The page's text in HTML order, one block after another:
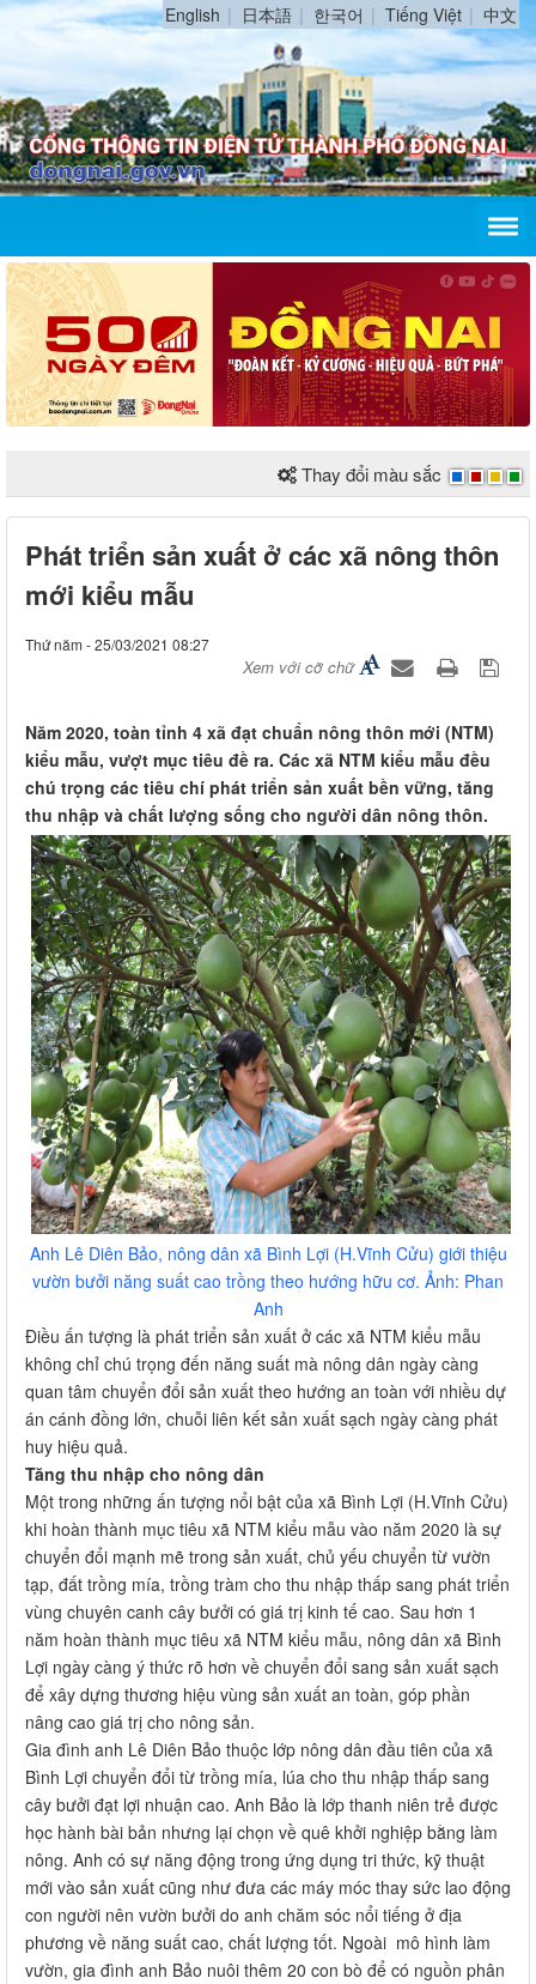
English 日本語 한국어 Tiếng Việt 中文
Thay đổi màu sắc
Phát triển sản xuất ở các xã nông thôn
mới kiểu mẫu
Thứ năm - 25/03/2021 08:27
Xem với cỡ chữ
​Năm 2020, toàn tỉnh 4 xã đạt chuẩn nông thôn mới (NTM)
kiểu mẫu, vượt mục tiêu đề ra. Các xã NTM kiểu mẫu đều
chú trọng các tiêu chí phát triển sản xuất bền vững, tăng
thu nhập và chất lượng sống cho người dân nông thôn.
Anh Lê Diên Bảo, nông dân xã Bình Lợi (H.Vĩnh Cửu) giới thiệu
vườn bưởi năng suất cao trồng theo hướng hữu cơ. Ảnh: Phan
Anh
Điều ấn tượng là phát triển sản xuất ở các xã NTM kiểu mẫu
không chỉ chú trọng đến năng suất mà nông dân ngày càng
quan tâm chuyển đổi sản xuất theo hướng an toàn với nhiều dự
án cánh đồng lớn, chuỗi liên kết sản xuất sạch ngày càng phát
huy hiệu quả.
Tăng thu nhập cho nông dân
Một trong những ấn tượng nổi bật của xã Bình Lợi (H.Vĩnh Cửu)
khi hoàn thành mục tiêu xã NTM kiểu mẫu vào năm 2020 là sự
chuyển đổi mạnh mẽ trong sản xuất, chủ yếu chuyển từ vườn
tạp, đất trồng mía, trồng tràm cho thu nhập thấp sang phát triển
vùng chuyên canh cây bưởi có giá trị kinh tế cao. Sau hơn 1
năm hoàn thành mục tiêu xã NTM kiểu mẫu, nông dân xã Bình
Lợi ngày càng ý thức rõ hơn về chuyển đổi sang sản xuất sạch
để xây dựng thương hiệu vùng sản xuất an toàn, góp phần
nâng cao giá trị cho nông sản.
Gia đình anh Lê Diên Bảo thuộc lớp nông dân đầu tiên của xã
Bình Lợi chuyển đổi từ trồng mía, lúa cho thu nhập thấp sang
cây bưởi đạt lợi nhuận cao. Anh Bảo là lớp thanh niên trẻ được
học hành bài bản nhưng lại chọn về quê khởi nghiệp bằng làm
nông. Anh có sự năng động trong ứng dụng tri thức, kỹ thuật
mới vào sản xuất cũng như đưa các máy móc thay sức lao động
con người nên vườn bưởi do anh chăm sóc nổi tiếng ở địa
phương về năng suất cao, chất lượng tốt. Ngoài mô hình làm
vườn, gia đình anh Bảo nuôi thêm 20 con bò để có nguồn phân